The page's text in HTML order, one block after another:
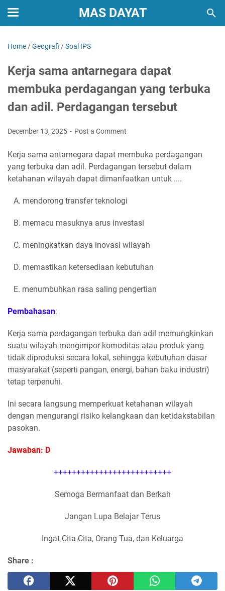
MAS DAYAT
Home /Geografi /Soal IPS
Kerja sama antarnegara dapat
membuka perdagangan yang terbuka
dan adil. Perdagangan tersebut
December 13, 2025 Post a Comment
Kerja sama antarnegara dapat membuka perdagangan
yang terbuka dan adil. Perdagangan tersebut dalam
ketahanan wilayah dapat dimanfaatkan untuk ....
A. mendorong transfer teknologi
B. memacu masuknya arus investasi
C. meningkatkan daya inovasi wilayah
D. memastikan ketersediaan kebutuhan
E. menumbuhkan rasa saling pengertian
Pembahasan:
Kerja sama perdagangan terbuka dan adil memungkinkan
suatu wilayah mengimpor komoditas atau produk yang
tidak diproduksi secara lokal, sehingga kebutuhan dasar
masyarakat (seperti pangan, energi, bahan baku industri)
tetap terpenuhi.
Ini secara langsung memperkuat ketahanan wilayah
dengan mengurangi risiko kelangkaan dan ketidakstabilan
pasokan.
Jawaban: D
++++++++++++++++++++++++++
Semoga Bermanfaat dan Berkah
Jangan Lupa Belajar Terus
Ingat Cita-Cita, Orang Tua, dan Keluarga
Share :